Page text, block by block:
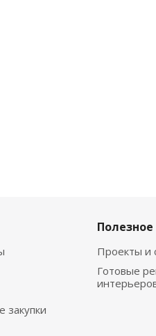
закупки
Полезное
Проекты и
Готовые